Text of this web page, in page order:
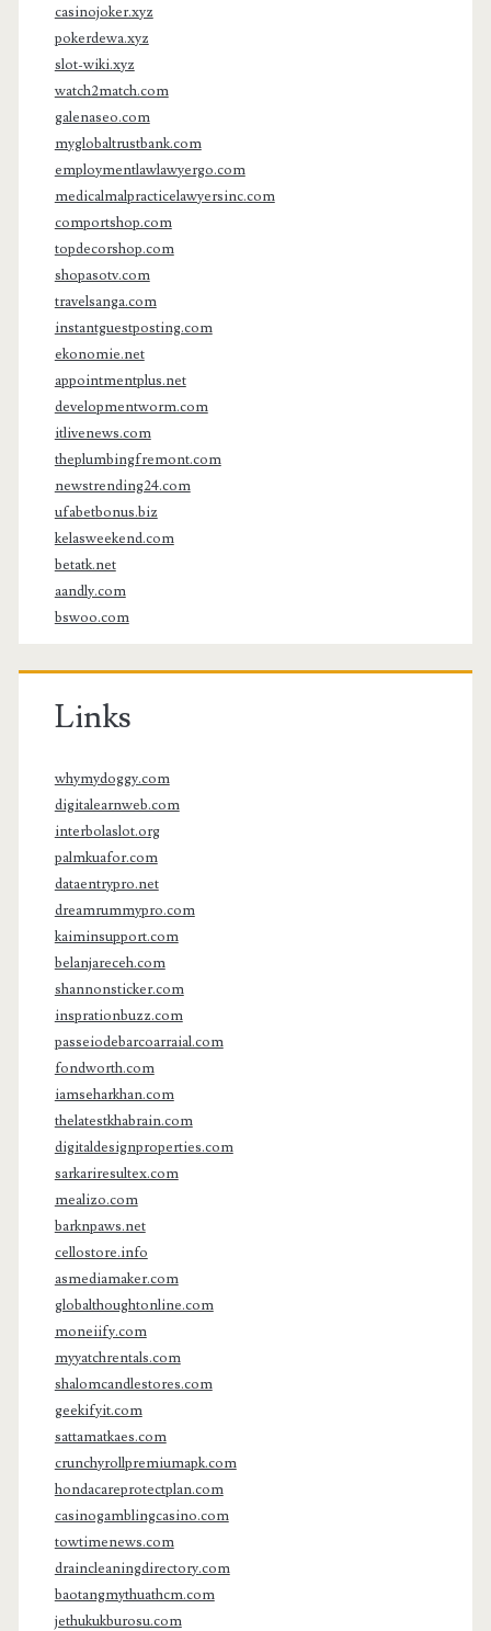
casinojoker.xyz
pokerdewa.xyz
slot-wiki.xyz
watch2match.com
galenaseo.com
myglobaltrustbank.com
employmentlawlawyergo.com
medicalmalpracticelawyersinc.com
comportshop.com
topdecorshop.com
shopasotv.com
travelsanga.com
instantguestposting.com
ekonomie.net
appointmentplus.net
developmentworm.com
itlivenews.com
theplumbingfremont.com
newstrending24.com
ufabetbonus.biz
kelasweekend.com
betatk.net
aandly.com
bswoo.com
Links
whymydoggy.com
digitalearnweb.com
interbolaslot.org
palmkuafor.com
dataentrypro.net
dreamrummypro.com
kaiminsupport.com
belanjareceh.com
shannonsticker.com
insprationbuzz.com
passeiodebarcoarraial.com
fondworth.com
iamseharkhan.com
thelatestkhabrain.com
digitaldesignproperties.com
sarkariresultex.com
mealizo.com
barknpaws.net
cellostore.info
asmediamaker.com
globalthoughtonline.com
moneiify.com
myyatchrentals.com
shalomcandlestores.com
geekifyit.com
sattamatkaes.com
crunchyrollpremiumapk.com
hondacareprotectplan.com
casinogamblingcasino.com
towtimenews.com
draincleaningdirectory.com
baotangmythuathcm.com
jethukukburosu.com